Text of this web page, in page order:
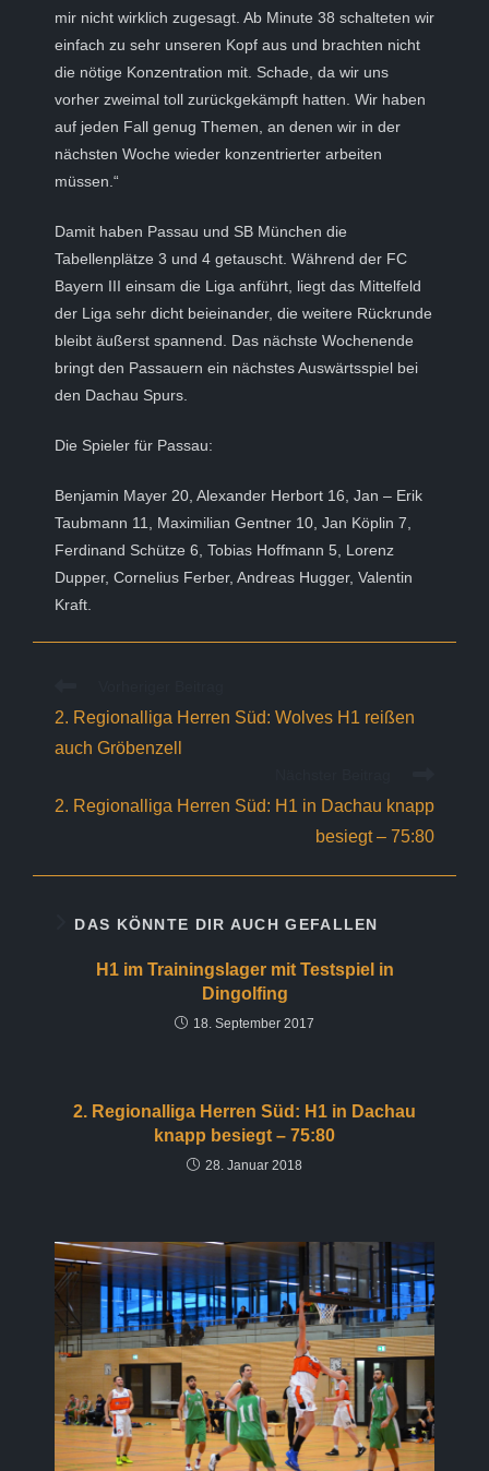
mir nicht wirklich zugesagt. Ab Minute 38 schalteten wir
einfach zu sehr unseren Kopf aus und brachten nicht
die nötige Konzentration mit. Schade, da wir uns
vorher zweimal toll zurückgekämpft hatten. Wir haben
auf jeden Fall genug Themen, an denen wir in der
nächsten Woche wieder konzentrierter arbeiten
müssen.“
Damit haben Passau und SB München die
Tabellenplätze 3 und 4 getauscht. Während der FC
Bayern III einsam die Liga anführt, liegt das Mittelfeld
der Liga sehr dicht beieinander, die weitere Rückrunde
bleibt äußerst spannend. Das nächste Wochenende
bringt den Passauern ein nächstes Auswärtsspiel bei
den Dachau Spurs.
Die Spieler für Passau:
Benjamin Mayer 20, Alexander Herbort 16, Jan – Erik
Taubmann 11, Maximilian Gentner 10, Jan Köplin 7,
Ferdinand Schütze 6, Tobias Hoffmann 5, Lorenz
Dupper, Cornelius Ferber, Andreas Hugger, Valentin
Kraft.
ansehen
2. Regionalliga Herren Süd: Wolves H1 reißen
auch Gröbenzell
2. Regionalliga Herren Süd: H1 in Dachau knapp
besiegt – 75:80
DAS KÖNNTE DIR AUCH GEFALLEN
H1 im Trainingslager mit Testspiel in
Dingolfing
18. September 2017
2. Regionalliga Herren Süd: H1 in Dachau
knapp besiegt – 75:80
28. Januar 2018